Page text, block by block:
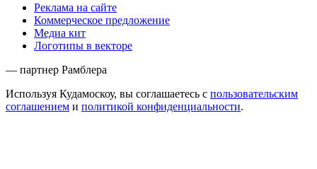
Реклама на сайте
Коммерческое предложение
Медиа кит
Логотипы в векторе
— партнер Рамблера
Используя Кудамоскоу, вы соглашаетесь с пользовательским
соглашением и политикой конфиденциальности.